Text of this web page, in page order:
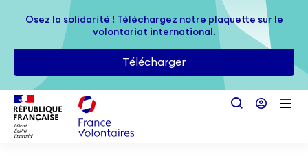
Passer au contenu principal
Osez la solidarité ! Téléchargez notre plaquette sur le
volontariat international.
Télécharger
Osez la solidarité ! Téléchargez notre plaquette sur le
volontariat international.
Télécharger